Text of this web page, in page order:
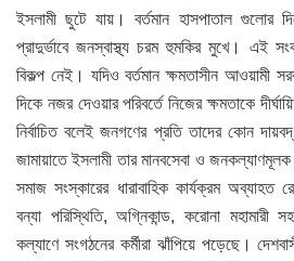
ইসলামী ছুটে যায়। বর্তমান হাসপাতাল গুলোর
প্রাদুর্ভাবে জনস্বাস্থ্য চরম হুমকির মুখে। এই
বিকল্প নেই। যদিও বর্তমান ক্ষমতাসীন আওয়ামী
দিকে নজর দেওয়ার পরিবর্তে নিজের ক্ষমতাকে
নির্বাচিত বলেই জনগণের প্রতি তাদের কোন
জামায়াতে ইসলামী তার মানবসেবা ও জনকল্যাণমূলক
সমাজ সংস্কারের ধারাবাহিক কার্যক্রম অব্যাহত
বন্যা পরিস্থিতি, অগ্নিকান্ড, করোনা মহামারী
কল্যাণে সংগঠনের কর্মীরা ঝাঁপিয়ে পড়েছে।